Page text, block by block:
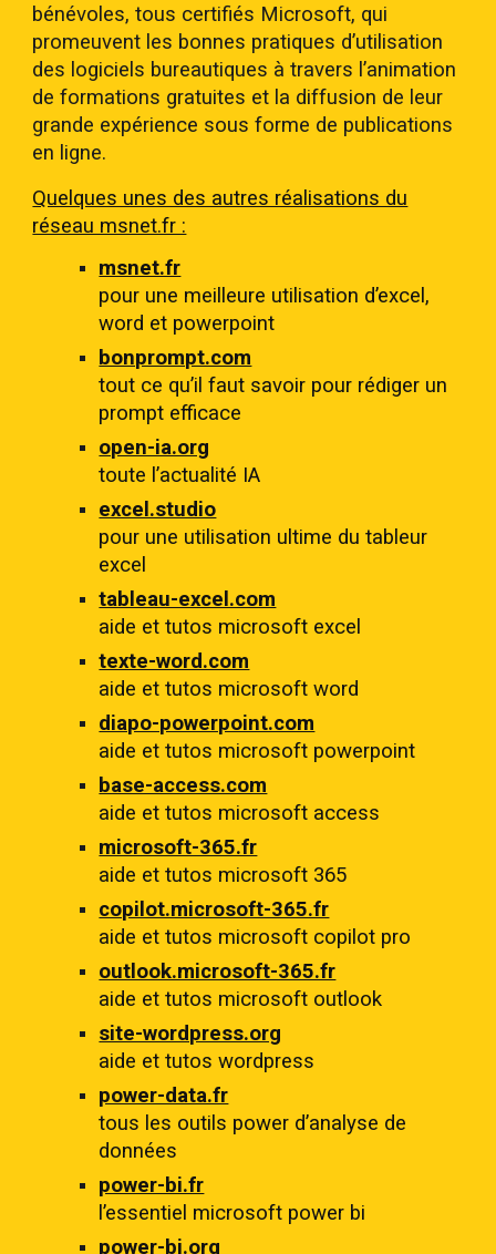
bénévoles, tous certifiés Microsoft, qui
promeuvent les bonnes pratiques d’utilisation
des logiciels bureautiques à travers l’animation
de formations gratuites et la diffusion de leur
grande expérience sous forme de publications
en ligne.
Quelques unes des autres réalisations du
réseau msnet.fr :
msnet.fr
pour une meilleure utilisation d’excel,
word et powerpoint
bonprompt.com
tout ce qu’il faut savoir pour rédiger un
prompt efficace
open-ia.org
toute l’actualité IA
excel.studio
pour une utilisation ultime du tableur
excel
tableau-excel.com
aide et tutos microsoft excel
texte-word.com
aide et tutos microsoft word
diapo-powerpoint.com
aide et tutos microsoft powerpoint
base-access.com
aide et tutos microsoft access
microsoft-365.fr
aide et tutos microsoft 365
copilot.microsoft-365.fr
aide et tutos microsoft copilot pro
outlook.microsoft-365.fr
aide et tutos microsoft outlook
site-wordpress.org
aide et tutos wordpress
power-data.fr
tous les outils power d’analyse de
données
power-bi.fr
l’essentiel microsoft power bi
power-bi.org